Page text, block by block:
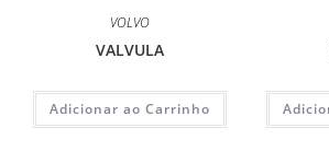
VOLVO
VALVULA
Adicionar ao Carrinho